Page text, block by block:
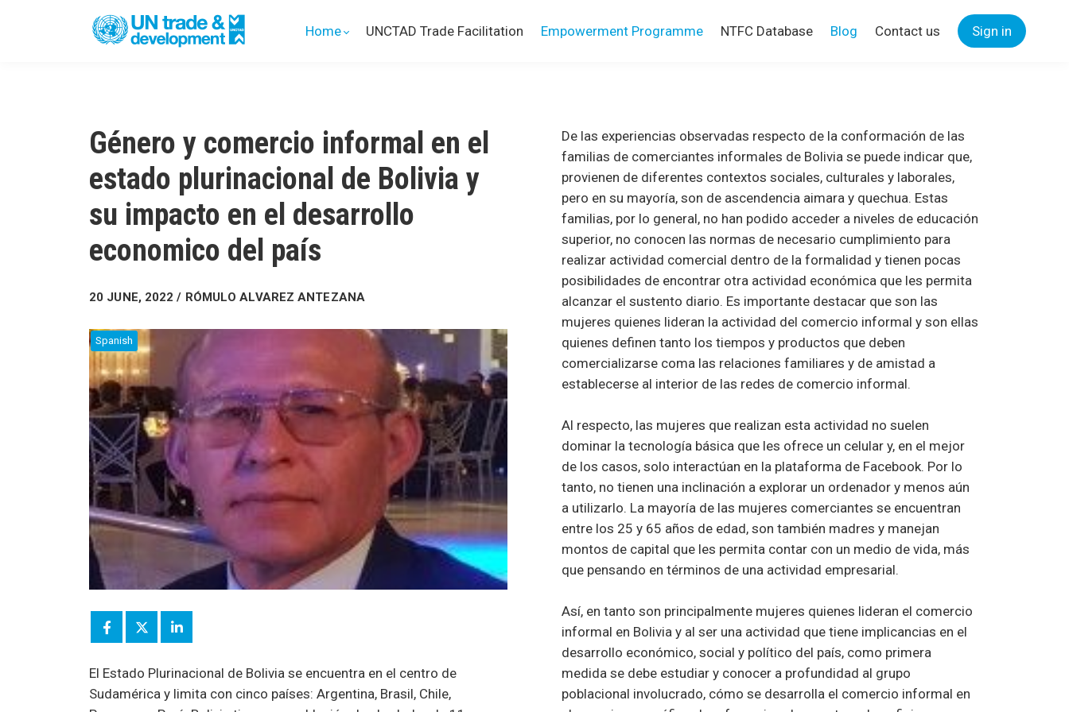
Home UNCTAD Trade Facilitation Empowerment Programme NTFC Database Blog Contact us Sign in
Género y comercio informal en el
estado plurinacional de Bolivia y
su impacto en el desarrollo
economico del país
20 JUNE, 2022 / RÓMULO ALVAREZ ANTEZANA
Spanish
El Estado Plurinacional de Bolivia se encuentra en el centro de
Sudamérica y limita con cinco países: Argentina, Brasil, Chile,
De las experiencias observadas respecto de la conformación de las
familias de comerciantes informales de Bolivia se puede indicar que,
provienen de diferentes contextos sociales, culturales y laborales,
pero en su mayoría, son de ascendencia aimara y quechua. Estas
familias, por lo general, no han podido acceder a niveles de educación
superior, no conocen las normas de necesario cumplimiento para
realizar actividad comercial dentro de la formalidad y tienen pocas
posibilidades de encontrar otra actividad económica que les permita
alcanzar el sustento diario. Es importante destacar que son las
mujeres quienes lideran la actividad del comercio informal y son ellas
quienes definen tanto los tiempos y productos que deben
comercializarse coma las relaciones familiares y de amistad a
establecerse al interior de las redes de comercio informal.
Al respecto, las mujeres que realizan esta actividad no suelen
dominar la tecnología básica que les ofrece un celular y, en el mejor
de los casos, solo interactúan en la plataforma de Facebook. Por lo
tanto, no tienen una inclinación a explorar un ordenador y menos aún
a utilizarlo. La mayoría de las mujeres comerciantes se encuentran
entre los 25 y 65 años de edad, son también madres y manejan
montos de capital que les permita contar con un medio de vida, más
que pensando en términos de una actividad empresarial.
Así, en tanto son principalmente mujeres quienes lideran el comercio
informal en Bolivia y al ser una actividad que tiene implicancias en el
desarrollo económico, social y político del país, como primera
medida se debe estudiar y conocer a profundidad al grupo
poblacional involucrado, cómo se desarrolla el comercio informal en